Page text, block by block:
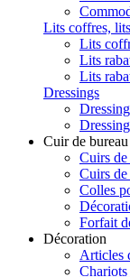
Lits coffres,
Lits
Lits
Lits
Dressings
Cuir de bureau
Cuirs
Cuirs de
Colles
Forfait
Décoration
Articles